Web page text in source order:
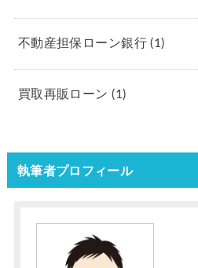
不動産担保ローン銀行(1)
買取再販ローン(1)
執筆者プロフィール